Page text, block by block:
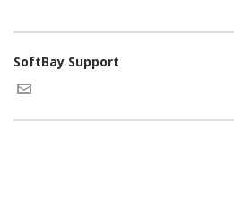
SoftBay Support